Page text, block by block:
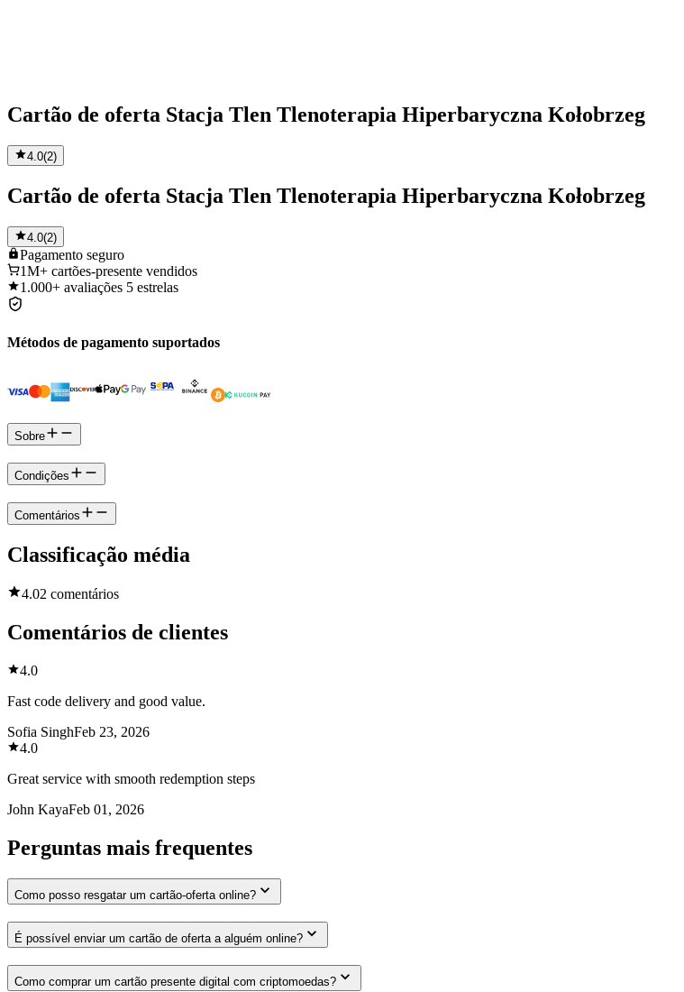
Cartão de oferta Stacja Tlen Tlenoterapia Hiperbaryczna Kołobrzeg
4.0(2)
Cartão de oferta Stacja Tlen Tlenoterapia Hiperbaryczna Kołobrzeg
4.0(2)
Pagamento seguro
1M+ cartões-presente vendidos
1.000+ avaliações 5 estrelas
Métodos de pagamento suportados
Sobre
Condições
Comentários
Classificação média
4.02 comentários
Comentários de clientes
4.0
Fast code delivery and good value.
Sofia SinghFeb 23, 2026
4.0
Great service with smooth redemption steps
John KayaFeb 01, 2026
Perguntas mais frequentes
Como posso resgatar um cartão-oferta online?
É possível enviar um cartão de oferta a alguém online?
Como comprar um cartão presente digital com criptomoedas?